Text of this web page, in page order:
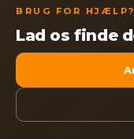
BRUG FOR HJÆLP?
Lad os finde